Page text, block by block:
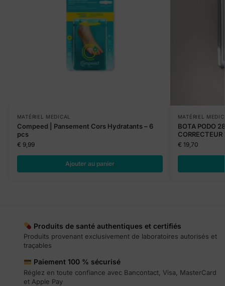
MATÉRIEL MEDICAL
Compeed | Pansement Cors Hydratants – 6
pcs
€ 9,99
Ajouter au panier
MATÉRIEL
BOTA PODO
CORRECTEUR
€ 19,70
Produits de santé authentiques et certifiés
Produits provenant exclusivement de laboratoires autorisés et
traçables
Paiement 100 % sécurisé
Réglez en toute confiance avec Bancontact, Visa, MasterCard
et Apple Pay